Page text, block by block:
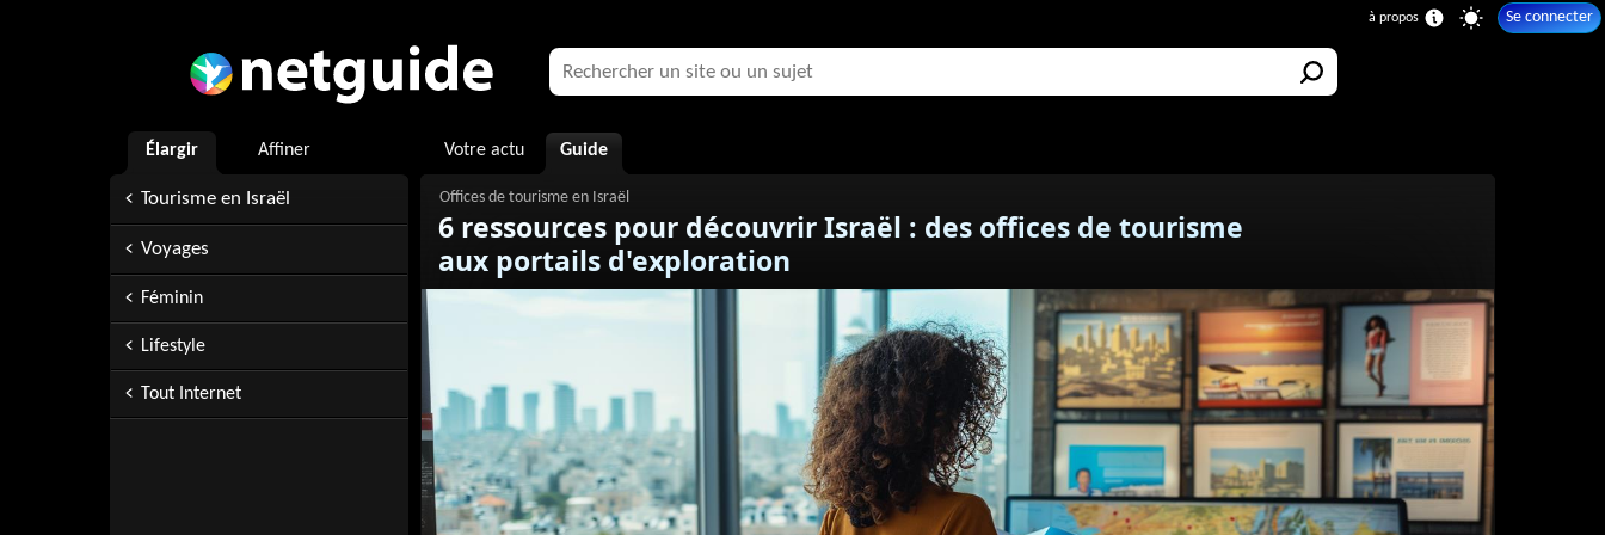
Se connecter
Élargir Affiner
Tourisme en Israël
Voyages
Féminin
Lifestyle
Tout Internet
Votre actu Guide
6 ressources pour découvrir Israël : des offices de tourisme
aux portails d'exploration